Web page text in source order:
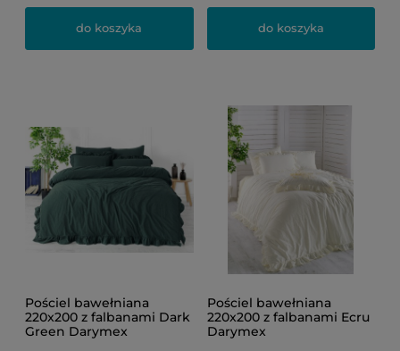
do koszyka do koszyka
Pościel bawełniana
220x200 z falbanami Dark
Green Darymex
Pościel bawełniana
220x200 z falbanami Ecru
Darymex